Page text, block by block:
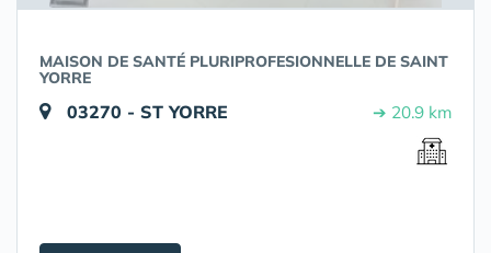
MAISON DE SANTÉ PLURIPROFESIONNELLE DE SAINT
YORRE
03270 - ST YORRE ➔ 20.9 km